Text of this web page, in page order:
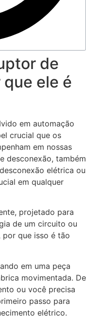
de
ele é
em automação
crucial que os
em nossas
desconexão, também
elétrica ou
em qualquer
projetado para
de um circuito ou
por que isso é tão
em uma peça
movimentada. De
ou você precisa
passo para
elétrico.